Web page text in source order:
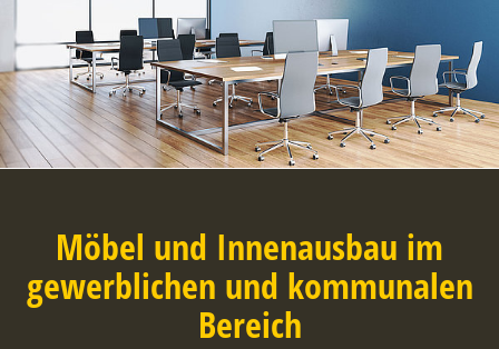
Kontakt
Impressum
Datenschutz
Möbel und Innenausbau im
gewerblichen und kommunalen
Bereich